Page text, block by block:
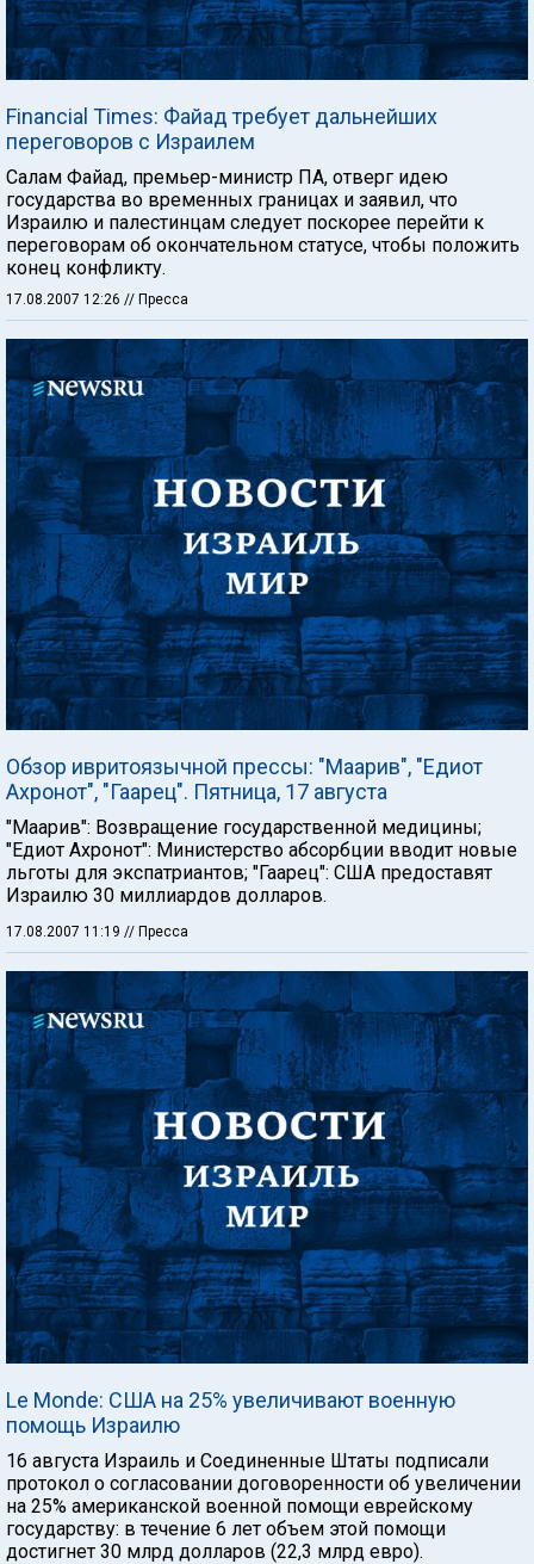
Financial Times: Файад требует дальнейших
переговоров с Израилем
Салам Файад, премьер-министр ПА, отверг идею
государства во временных границах и заявил, что
Израилю и палестинцам следует поскорее перейти к
переговорам об окончательном статусе, чтобы положить
конец конфликту.
17.08.2007 12:26 // Пресса
Обзор ивритоязычной прессы: "Маарив", "Едиот
Ахронот", "Гаарец". Пятница, 17 августа
"Маарив": Возвращение государственной медицины;
"Едиот Ахронот": Министерство абсорбции вводит новые
льготы для экспатриантов; "Гаарец": США предоставят
Израилю 30 миллиардов долларов.
17.08.2007 11:19 // Пресса
Le Monde: США на 25% увеличивают военную
помощь Израилю
16 августа Израиль и Соединенные Штаты подписали
протокол о согласовании договоренности об увеличении
на 25% американской военной помощи еврейскому
государству: в течение 6 лет объем этой помощи
достигнет 30 млрд долларов (22,3 млрд евро).